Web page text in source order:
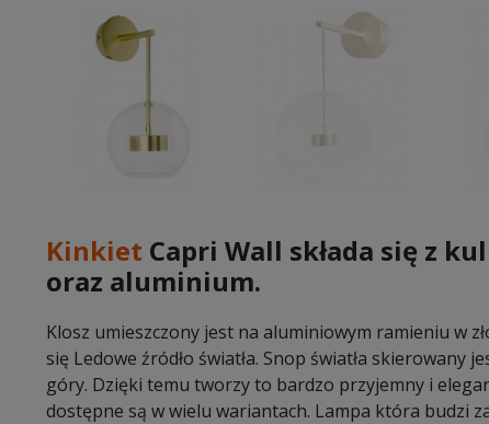
Kinkiet Capri Wall składa się z
oraz aluminium.
Klosz umieszczony jest na aluminiowym ramieniu w
się Ledowe źródło światła. Snop światła skierowany
góry. Dzięki temu tworzy to bardzo przyjemny i
dostępne są w wielu wariantach. Lampa która budzi